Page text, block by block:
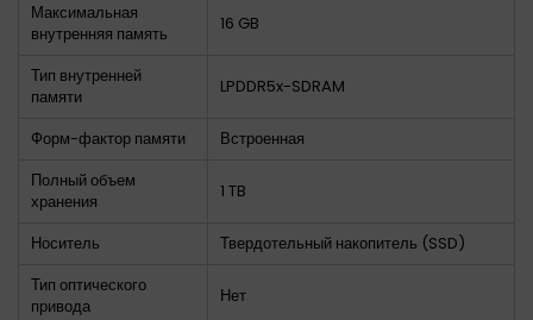
Максимальная
внутренняя память
16 GB
Тип внутренней
памяти
LPDDR5x-SDRAM
Форм-фактор памяти
Встроенная
Полный объем
хранения
1 TB
Носитель
Твердотельный накопитель (SSD)
Тип оптического
привода
Нет